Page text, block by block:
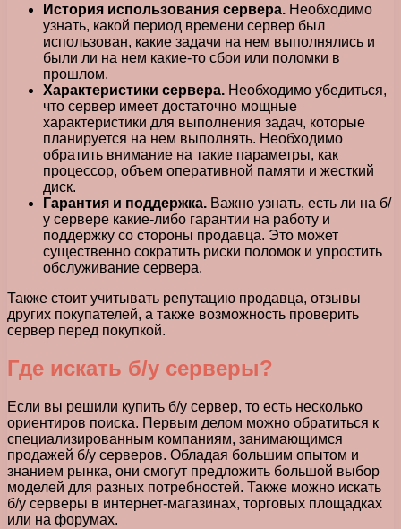
История использования сервера. Необходимо
узнать, какой период времени сервер был
использован, какие задачи на нем выполнялись и
были ли на нем какие-то сбои или поломки в
прошлом.
Характеристики сервера. Необходимо убедиться,
что сервер имеет достаточно мощные
характеристики для выполнения задач, которые
планируется на нем выполнять. Необходимо
обратить внимание на такие параметры, как
процессор, объем оперативной памяти и жесткий
диск.
Гарантия и поддержка. Важно узнать, есть ли на б/
у сервере какие-либо гарантии на работу и
поддержку со стороны продавца. Это может
существенно сократить риски поломок и упростить
обслуживание сервера.
Также стоит учитывать репутацию продавца, отзывы
других покупателей, а также возможность проверить
сервер перед покупкой.
Где искать б/у серверы?
Если вы решили купить б/у сервер, то есть несколько
ориентиров поиска. Первым делом можно обратиться к
специализированным компаниям, занимающимся
продажей б/у серверов. Обладая большим опытом и
знанием рынка, они смогут предложить большой выбор
моделей для разных потребностей. Также можно искать
б/у серверы в интернет-магазинах, торговых площадках
или на форумах.